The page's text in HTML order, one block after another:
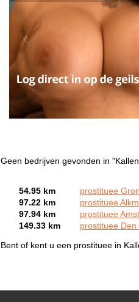
Geen bedrijven gevonden in
54.95 km
prostituee
97.22 km
prostituee
97.94 km
prostituee
149.33 km
prostituee Den
Bent of kent u een prostituee in